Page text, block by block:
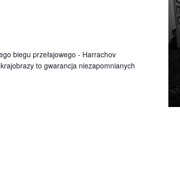
biegu przełajowego - Harrachov
to gwarancja niezapomnianych